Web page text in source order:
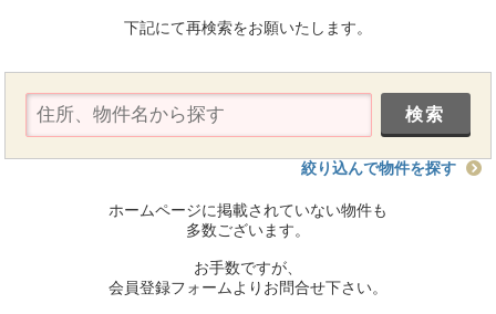
下記にて再検索をお願いたします。
絞り込んで物件を探す
ホームページに掲載されていない物件も
多数ございます。
お手数ですが、
会員登録フォームよりお問合せ下さい。